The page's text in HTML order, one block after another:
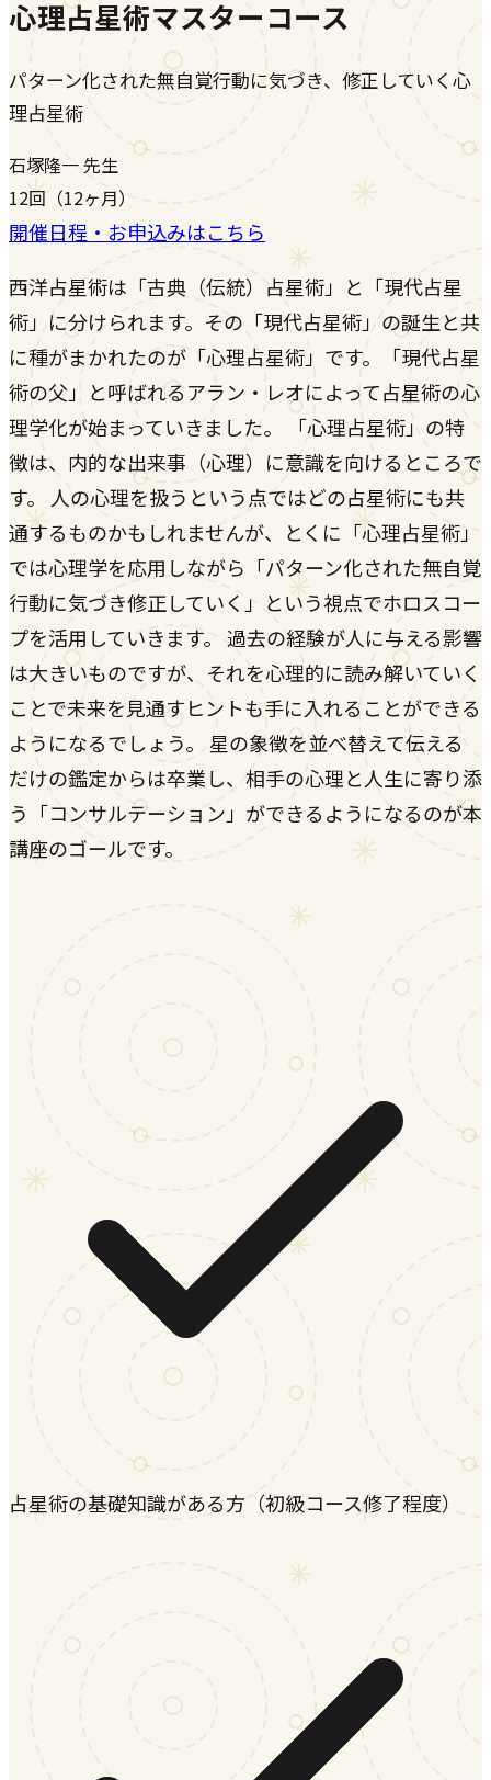
心理占星術マスターコース
パターン化された無自覚行動に気づき、修正していく心
理占星術
石塚隆一先生
12回（12ヶ月）
開催日程・お申込みはこちら
西洋占星術は「古典（伝統）占星術」と「現代占星
術」に分けられます。その「現代占星術」の誕生と共
に種がまかれたのが「心理占星術」です。「現代占星
術の父」と呼ばれるアラン・レオによって占星術の心
理学化が始まっていきました。 「心理占星術」の特
徴は、内的な出来事（心理）に意識を向けるところで
す。 人の心理を扱うという点ではどの占星術にも共
通するものかもしれませんが、とくに「心理占星術」
では心理学を応用しながら「パターン化された無自覚
行動に気づき修正していく」という視点でホロスコー
プを活用していきます。 過去の経験が人に与える影響
は大きいものですが、それを心理的に読み解いていく
ことで未来を見通すヒントも手に入れることができる
ようになるでしょう。 星の象徴を並べ替えて伝える
だけの鑑定からは卒業し、相手の心理と人生に寄り添
う「コンサルテーション」ができるようになるのが本
講座のゴールです。
占星術の基礎知識がある方（初級コース修了程度）